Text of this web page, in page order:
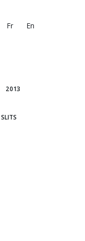
Fr En
2013
SLITS